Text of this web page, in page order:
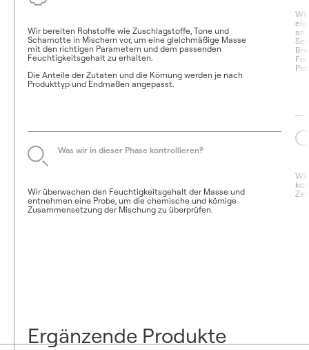
Wir bereiten Rohstoffe wie Zuschlagstoffe, Tone und
Schamotte in Mischern vor, um eine gleichmäßige Masse
mit den richtigen Parametern und dem passenden
Feuchtigkeitsgehalt zu erhalten.
Die Anteile der Zutaten und die Körnung werden je nach
Produkttyp und Endmaßen angepasst.
Was wir in dieser Phase kontrollieren?
Wir überwachen den Feuchtigkeitsgehalt der Masse und
entnehmen eine Probe, um die chemische und körnige
Zusammensetzung der Mischung zu überprüfen.
an
Ergänzende Produkte